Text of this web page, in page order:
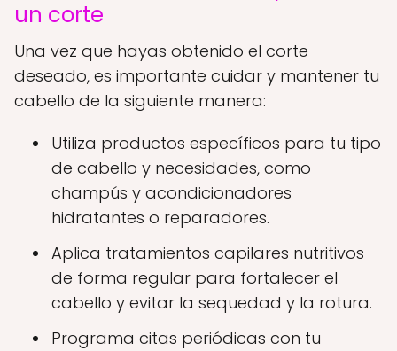
un corte
Una vez que hayas obtenido el corte
deseado, es importante cuidar y mantener tu
cabello de la siguiente manera:
Utiliza productos específicos para tu tipo
de cabello y necesidades, como
champús y acondicionadores
hidratantes o reparadores.
Aplica tratamientos capilares nutritivos
de forma regular para fortalecer el
cabello y evitar la sequedad y la rotura.
Programa citas periódicas con tu